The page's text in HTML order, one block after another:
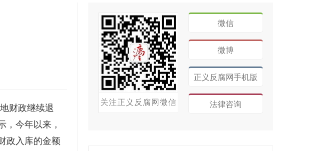
财政继续退
，今年以来，
政入库的金额
关注正义反腐网微信
微信
微博
正义反腐网手机版
法律咨询